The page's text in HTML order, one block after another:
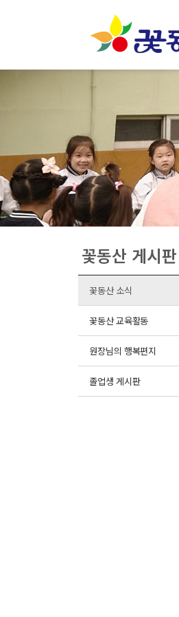
꽃동산 게시판
꽃동산 소식
꽃동산 교육활동
원장님의 행복편지
졸업생 게시판